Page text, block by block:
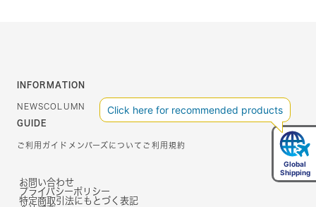
INFORMATION
NEWSCOLUMN
GUIDE
ご利用ガイド メンバーズについて ご利用規約
お問い合わせ
プライバシーポリシー
特定商取引法にもとづく表記